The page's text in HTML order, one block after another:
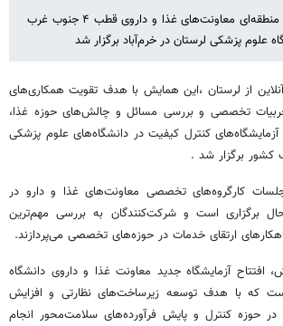
چهل‌وهفتمین همایش منطقه‌ای معاونت‌های غذا و داروی قطب ۴ جنوب غرب
علوم پزشکی لرستان در خرم‌آباد برگزار شد
از لرستان ،این همایش با هدف تقویت همکاری‌های
تخصصی و بررسی مسائل و چالش‌های حوزه غذا،
کنترل کیفیت در دانشگاه‌های علوم پزشکی
جلسات کارگروه‌های تخصصی معاونت‌های غذا و دارو در
برگزاری است و شرکت‌کنندگان به بررسی مهم‌ترین
ارتقای خدمات در حوزه‌های تخصصی می‌پردازند.
افتتاح آزمایشگاه جدید معاونت غذا و داروی دانشگاه
که با هدف توسعه زیرساخت‌های نظارتی و افزایش
حوزه کنترل و پایش فرآورده‌های سلامت‌محور انجام